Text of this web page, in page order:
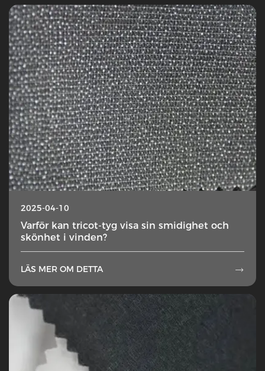
2025-04-10
Varför kan tricot-tyg visa sin smidighet och
skönhet i vinden?
LÄS MER OM DETTA 